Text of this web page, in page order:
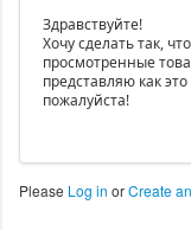
Здравствуйте!
Хочу сделать так,
просмотренные
представляю как
пожалуйста!
Please Log in orCreate